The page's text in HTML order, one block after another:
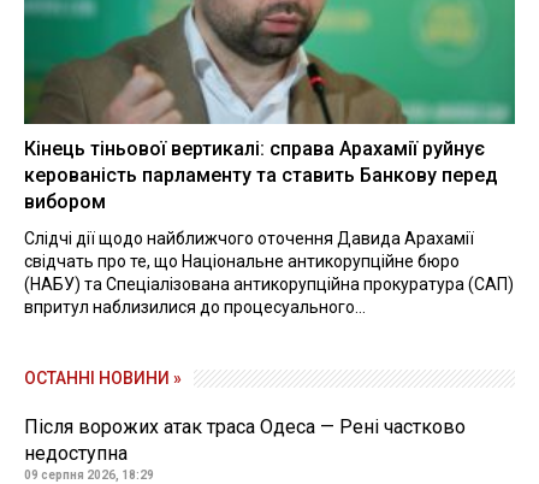
Кінець тіньової вертикалі: справа Арахамії руйнує
керованість парламенту та ставить Банкову перед
вибором
Слідчі дії щодо найближчого оточення Давида Арахамії
свідчать про те, що Національне антикорупційне бюро
(НАБУ) та Спеціалізована антикорупційна прокуратура (САП)
впритул наблизилися до процесуального...
ОСТАННІ НОВИНИ »
Після ворожих атак траса Одеса — Рені частково
недоступна
09 серпня 2026, 18:29